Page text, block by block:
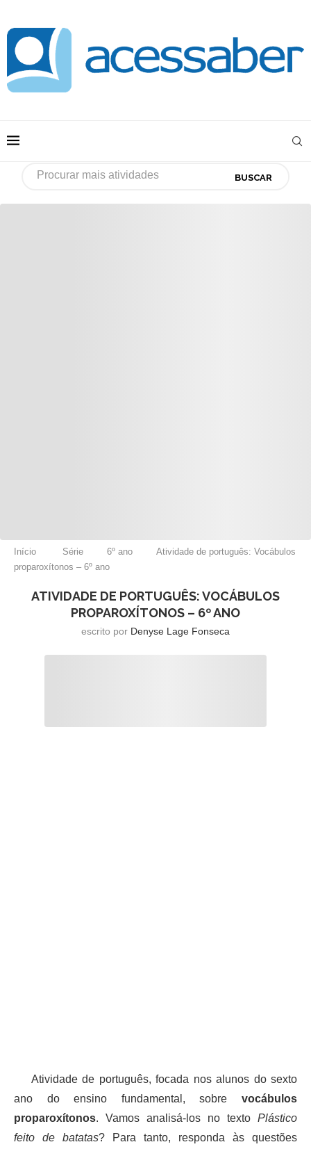
BUSCAR
Início Série 6º ano
Atividade de português: Vocábulos
proparoxítonos – 6º ano
ATIVIDADE DE PORTUGUÊS: VOCÁBULOS
PROPAROXÍTONOS – 6º ANO
escrito por Denyse Lage Fonseca
Atividade de português, focada nos alunos do sexto
ano do ensino fundamental, sobre vocábulos
proparoxítonos. Vamos analisá-los no texto Plástico
feito de batatas? Para tanto, responda às questões